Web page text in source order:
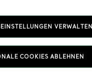
T&Co. 2026
VERWALTEN
COOKIES ABLEHNEN